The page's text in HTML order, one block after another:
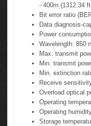
- 400m (1312.34
Bit error ratio
Data diagnosis-
Power
Wavelength: 850
Max. transmit
Min. transmit
Min. extinction
Receive
Overload optical
Operating
Operating
Storage